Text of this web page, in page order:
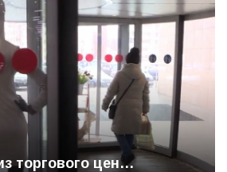
торгового цен…